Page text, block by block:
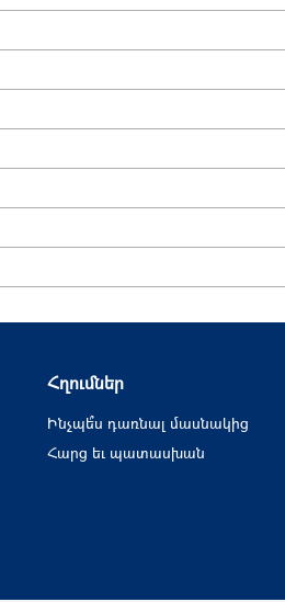
Հղումներ
Ինչպե՞ս դառնալ մասնակից
Հարց եւ պատասխան